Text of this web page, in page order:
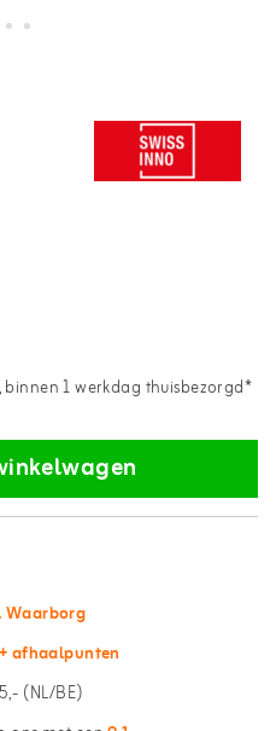
1 werkdag thuisbezorgd*
Waarborg
afhaalpunten
(NL/BE)